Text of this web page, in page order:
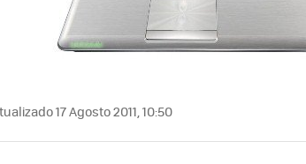
17 Agosto 2011, 10:50